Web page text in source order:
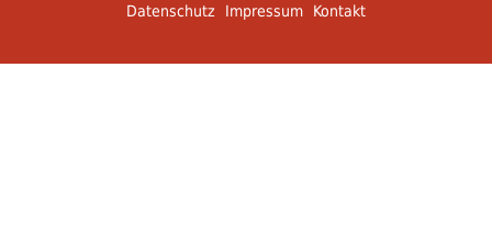
Datenschutz Impressum Kontakt